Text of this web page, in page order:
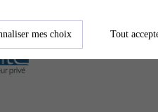
mes choix Tout